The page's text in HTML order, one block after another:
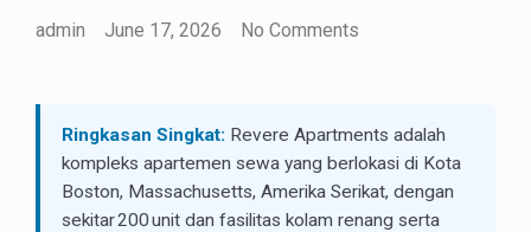
admin June 17, 2026 No Comments
Ringkasan Singkat: Revere Apartments adalah
kompleks apartemen sewa yang berlokasi di Kota
Boston, Massachusetts, Amerika Serikat, dengan
sekitar 200 unit dan fasilitas kolam renang serta